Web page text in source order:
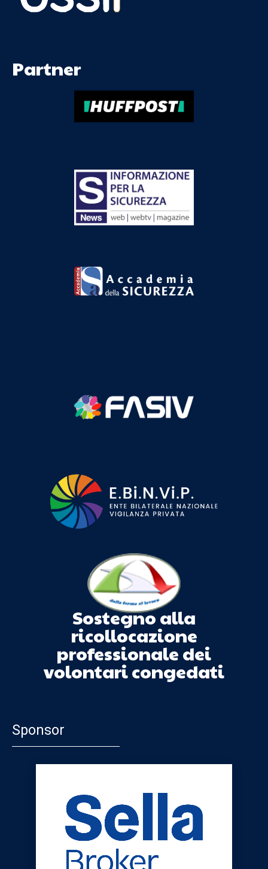
Partner
Sostegno alla
ricollocazione
professionale dei
volontari congedati
Sponsor